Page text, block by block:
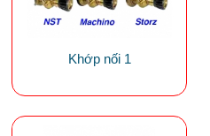
Khớp nối 1